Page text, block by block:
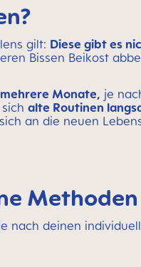
gilt: Diese gibt es
Bissen Beikost
Monate, je
alte Routinen
an die neuen
Methoden
nach deinen